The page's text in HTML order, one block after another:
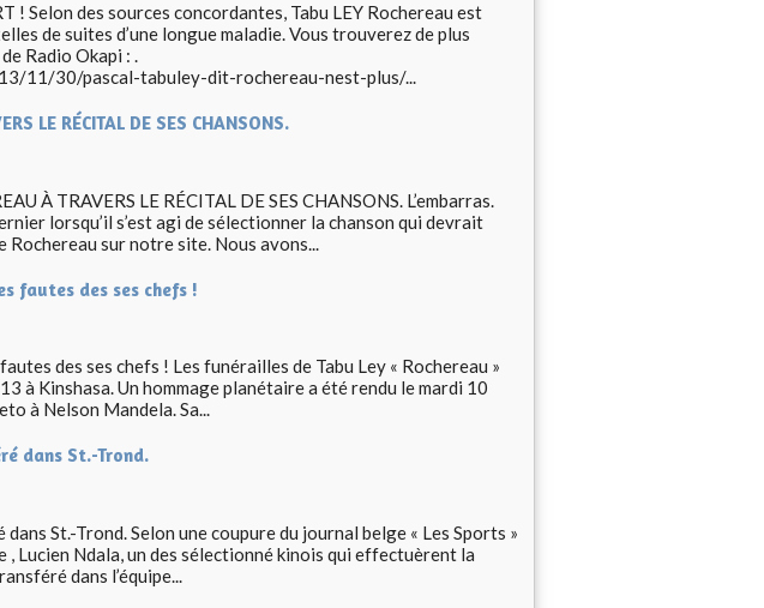
! Selon des sources concordantes, Tabu LEY Rochereau est
de suites d’une longue maladie. Vous trouverez de plus
Radio Okapi : .
11/30/pascal-tabuley-dit-rochereau-nest-plus/...
LE RÉCITAL DE SES CHANSONS.
À TRAVERS LE RÉCITAL DE SES CHANSONS. L’embarras.
lorsqu’il s’est agi de sélectionner la chanson qui devrait
Rochereau sur notre site. Nous avons...
fautes des ses chefs !
des ses chefs ! Les funérailles de Tabu Ley « Rochereau »
à Kinshasa. Un hommage planétaire a été rendu le mardi 10
à Nelson Mandela. Sa...
dans St.-Trond.
St.-Trond. Selon une coupure du journal belge « Les Sports »
Lucien Ndala, un des sélectionné kinois qui effectuèrent la
dans l’équipe...